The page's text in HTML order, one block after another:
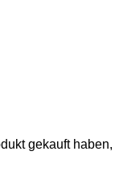
gekauft haben,